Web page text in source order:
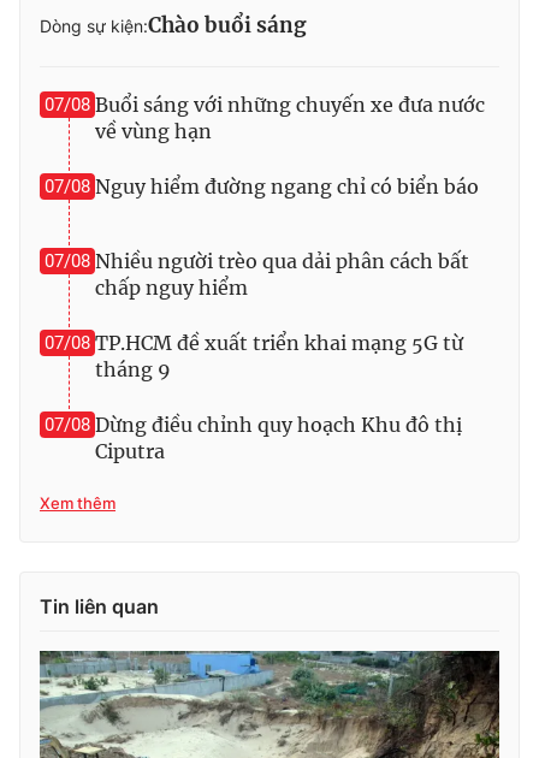
Sản phẩm
Tư vấn
Chuyên mục khác
Emagazine Podcast
Photo Infographic
Video Shorts video
VTV Money
VTV Sức khoẻ
VTV4
VTV9 VTV8
Liên hệ tòa soạn English
Dòng sự kiện:Chào buổi sáng
07/08 Buổi sáng với những chuyến xe đưa nước
về vùng hạn
07/08 Nguy hiểm đường ngang chỉ có biển báo
07/08 Nhiều người trèo qua dải phân cách bất
chấp nguy hiểm
07/08 TP.HCM đề xuất triển khai mạng 5G từ
tháng 9
07/08 Dừng điều chỉnh quy hoạch Khu đô thị
Ciputra
Xem thêm
Tin liên quan